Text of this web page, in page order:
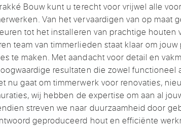
Bouw kunt u terecht voor vrijwel alle
Van het vervaardigen van op maat
tot het installeren van prachtige houten
team van timmerlieden staat klaar om
te maken. Met aandacht voor detail en
resultaten die zowel functioneel
nu gaat om timmerwerk voor renovaties,
wij hebben de expertise om aan al
streven we naar duurzaamheid door
geproduceerd hout en efficiënte